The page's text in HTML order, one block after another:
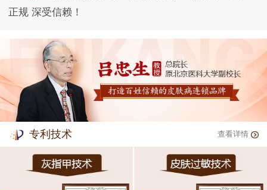
正规 深受信赖！
专利技术 查看详情